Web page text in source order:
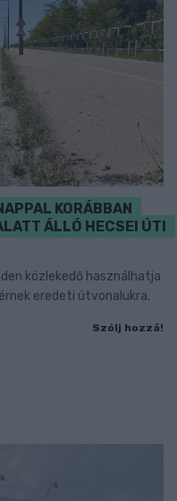
KORÁBBAN
ÁLLÓ HECSEI ÚTI
közlekedő használhatja
eredeti útvonalukra.
Szólj hozzá!